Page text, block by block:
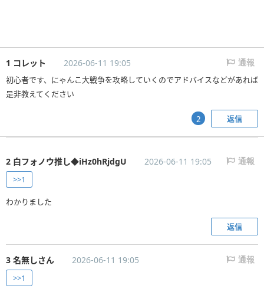
1 コレット 2026-06-11 19:05 通報
初心者です、にゃんこ大戦争を攻略していくのでアドバイスなどがあれば
是非教えてください
返信
2
2 白フォノウ推し◆iHz0hRjdgU 2026-06-11 19:05 通報
>>1
わかりました
返信
3 名無しさん 2026-06-11 19:05 通報
>>1